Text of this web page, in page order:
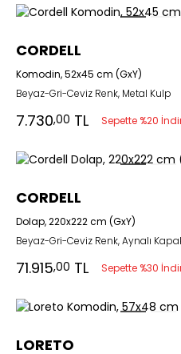
CORDELL
Komodin, 52x45 cm (GxY)
Beyaz-Gri-Ceviz Renk, Metal Kulp
7.730,00 TL Sepette %20
CORDELL
Dolap, 220x222 cm (GxY)
Beyaz-Gri-Ceviz Renk, Aynalı
71.915,00 TL Sepette %30
LORETO